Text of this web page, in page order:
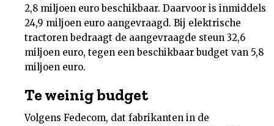
Contact
2,8 miljoen euro beschikbaar. Daarvoor is inmiddels
24,9 miljoen euro aangevraagd. Bij elektrische
tractoren bedraagt de aangevraagde steun 32,6
miljoen euro, tegen een beschikbaar budget van 5,8
miljoen euro.
Te weinig budget
Volgens Fedecom, dat fabrikanten in de